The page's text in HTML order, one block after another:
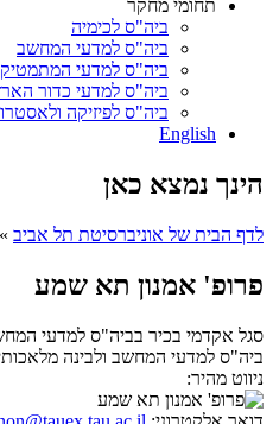
תחומי מחקר
ביה"ס לכימיה
ביה"ס למדעי המחשב
ביה"ס למדעי
ביה"ס למדעי כדור
ביה"ס לפיזיקה
English
הינך נמצא כאן
לדף הבית של אוניברסיטת תל אביב »
פרופ' אמנון תא שמע
סגל אקדמי בכיר בביה"ס למדעי
ביה"ס למדעי המחשב ולבינה
ניווט מהיר: